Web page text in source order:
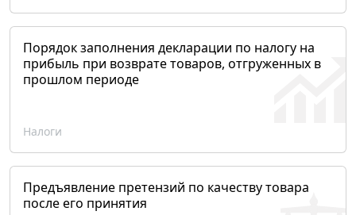
Порядок заполнения декларации по налогу на
прибыль при возврате товаров, отгруженных в
прошлом периоде
Налоги
Предъявление претензий по качеству товара
после его принятия